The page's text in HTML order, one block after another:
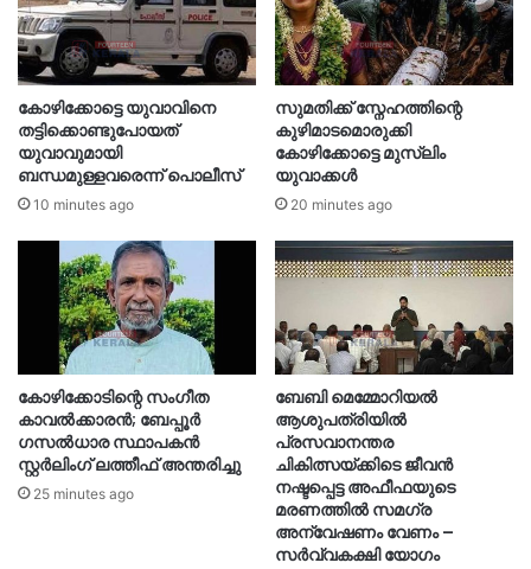
കോഴിക്കോട്ടെ യുവാവിനെ
തട്ടിക്കൊണ്ടുപോയത്
യുവാവുമായി
ബന്ധമുള്ളവരെന്ന് പൊലീസ്
10 minutes ago
സുമതിക്ക് സ്നേഹത്തിന്റെ
കുഴിമാടമൊരുക്കി
കോഴിക്കോട്ടെ മുസ്‍ലിം
യുവാക്കൾ
20 minutes ago
കോഴിക്കോടിന്റെ സംഗീത
കാവൽക്കാരൻ; ബേപ്പൂർ
ഗസൽധാര സ്ഥാപകൻ
സ്റ്റർലിംഗ് ലത്തീഫ് അന്തരിച്ചു
25 minutes ago
ബേബി മെമ്മോറിയൽ
ആശുപത്രിയിൽ
പ്രസവാനന്തര
ചികിത്സയ്ക്കിടെ ജീവൻ
നഷ്ടപ്പെട്ട അഫീഫയുടെ
മരണത്തിൽ സമഗ്ര
അന്വേഷണം വേണം –
സർവ്വകക്ഷി യോഗം